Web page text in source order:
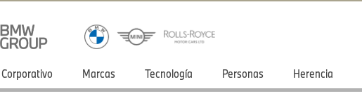
Corporativo Marcas Tecnología Personas Herencia